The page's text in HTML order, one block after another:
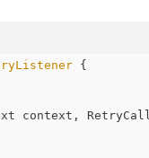
{
context,